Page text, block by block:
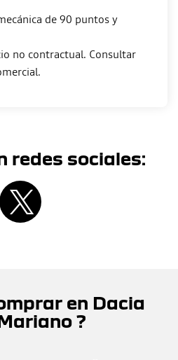
de 90 puntos y
no contractual. Consultar
redes sociales:
en Dacia
?